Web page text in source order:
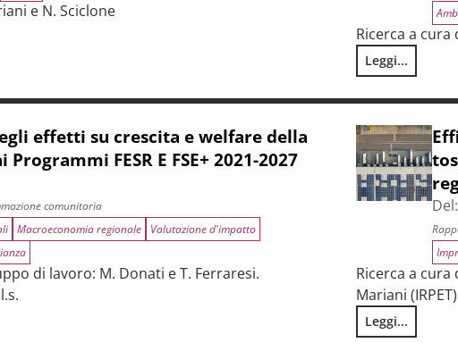
e N. Sciclone
narrativa, svolta industriale e il posizionamento strategico della Toscana
Ricerca a
Leggi...
Il contributo
effetti su crescita e welfare della
Programmi FESR E FSE+ 2021-2027
comunitaria
Macroeconomia regionale
Valutazione d'impatto
di lavoro: M. Donati e T. Ferraresi.
e welfare della spesa associata ai Programmi FESR E FSE+ 2021-2027
Del:
Ricerca a cura
Mariani
Leggi...
Efficienza